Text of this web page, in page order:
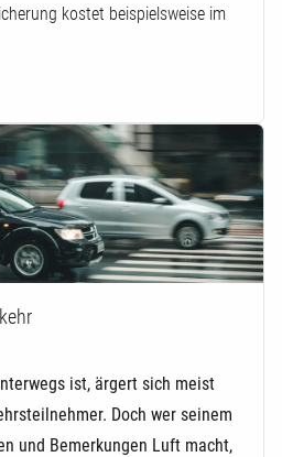
kostet beispielsweise im
ist, ärgert sich meist
Doch wer seinem
und Bemerkungen Luft macht,